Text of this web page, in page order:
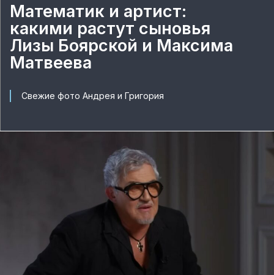
Математик и артист:
какими растут сыновья
Лизы Боярской и Максима
Матвеева
Свежие фото Андрея и Григория